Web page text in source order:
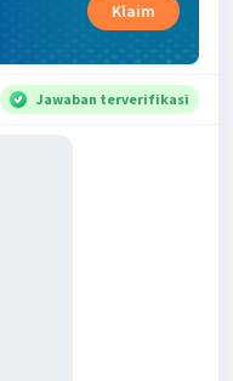
Klaim
Jawaban terverifikasi